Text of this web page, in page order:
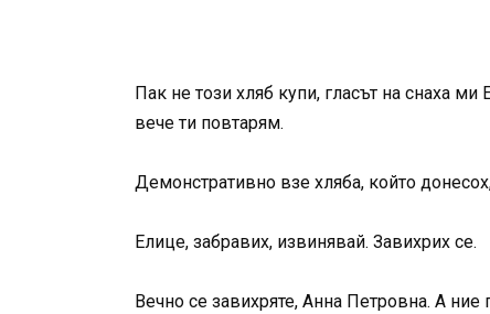
Пак не този хляб купи, гласът на снаха
вече ти повтарям.
Демонстративно взе хляба, който
Елице, забравих, извинявай. Завихрих се.
Вечно се завихряте, Анна Петровна. А